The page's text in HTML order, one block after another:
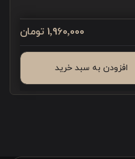
1٬960٬000 تومان
افزودن به سبد خرید